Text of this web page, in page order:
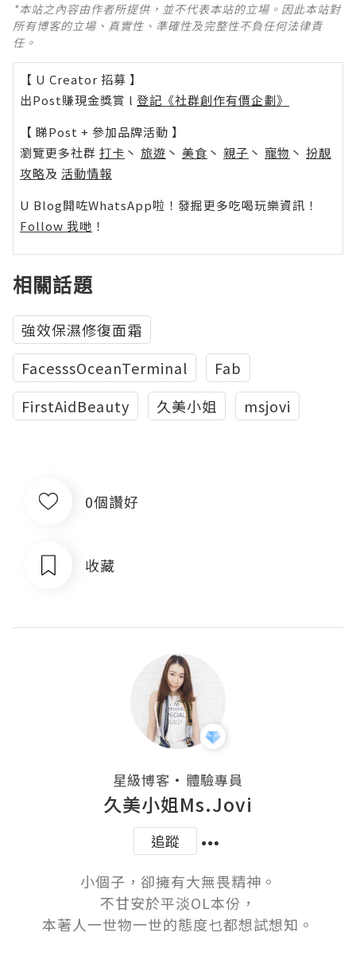
*本站之內容由作者所提供，並不代表本站的立場。因此本站對
所有博客的立場、真實性、準確性及完整性不負任何法律責
任。
【 U Creator 招募 】
出Post賺現金獎賞 l 登記《社群創作有價企劃》
【 睇Post + 參加品牌活動 】
瀏覽更多社群 打卡 丶 旅遊 丶 美食 丶 親子 丶 寵物 丶 扮靚
攻略及 活動情報
U Blog開咗WhatsApp啦！發掘更多吃喝玩樂資訊！
Follow 我哋 ！
相關話題
強效保濕修復面霜
FacesssOceanTerminal
Fab
FirstAidBeauty
久美小姐 msjovi
0個讚好
收藏
星級博客 ・ 體驗專員
久美小姐Ms.Jovi
追蹤
小個子，卻擁有大無畏精神。
不甘安於平淡OL本份，
本著人一世物一世的態度乜都想試想知。